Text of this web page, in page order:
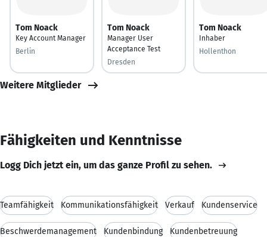
Tom Noack
Key Account Manager
Berlin
Tom Noack
Manager User
Acceptance Test
Dresden
Tom Noack
Inhaber
Hollenthon
Weitere Mitglieder
Fähigkeiten und Kenntnisse
Logg Dich jetzt ein, um das ganze Profil zu sehen.
Teamfähigkeit Kommunikationsfähigkeit Verkauf Kundenservice
Beschwerdemanagement Kundenbindung Kundenbetreuung